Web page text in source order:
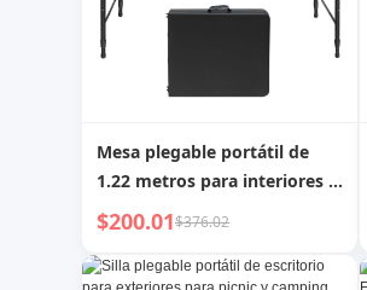
Mesa plegable portátil de
1.22 metros para interiores y
exteriores, peso máximo 135
kg, mesa plegable para
camping, negra
$200.01$376.02